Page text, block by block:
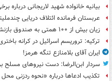
بیانیه خانواده شهید لاریجانی درباره
عربستان فرمانده ائتلاف دریایی
زیان بیش از ۱۰۰ همتی به صندوق‌ بازنشستگی نفت
ترکیه: تروریسم اسرائیل در کرانه
ایران آقای بلامنازع تنگه هرمز!
سردار ابن‌الرضا: دست نیروهای مسلح
تکذیب ادعاها درباره «نحوه ردزنی محل